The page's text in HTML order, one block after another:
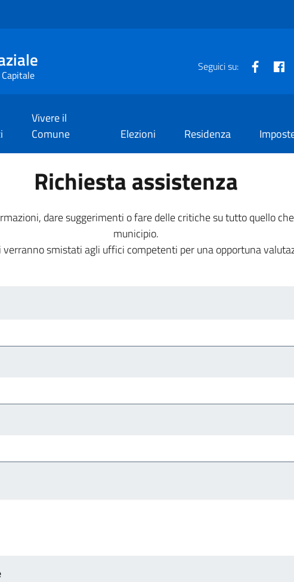
Seguici su:
Vivere il
Comune
Elezioni Residenza
Richiesta assistenza
dare suggerimenti o fare delle critiche su tutto quello
municipio.
verranno smistati agli uffici competenti per una opportuna